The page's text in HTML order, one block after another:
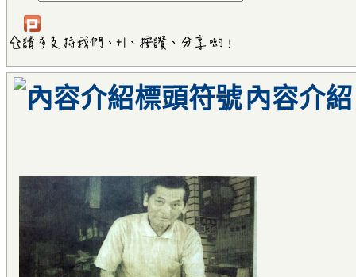
內容介紹